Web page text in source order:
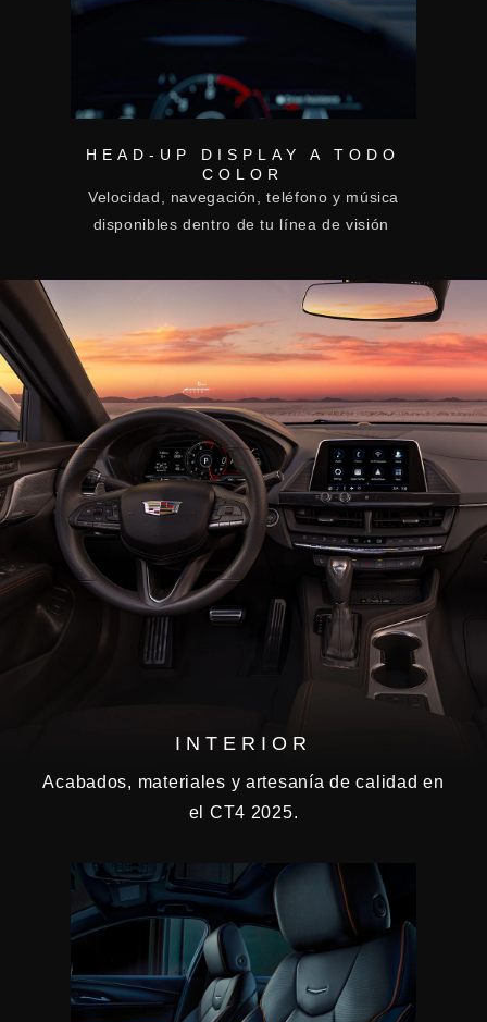
HEAD-UP DISPLAY A TODO
COLOR
Velocidad, navegación, teléfono y música
disponibles dentro de tu línea de visión
INTERIOR
Acabados, materiales y artesanía de calidad en
el CT4 2025.